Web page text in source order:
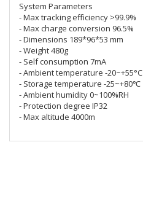
System Parameters
- Max tracking efficiency >99.9%
- Max charge conversion 96.5%
- Dimensions 189*96*53 mm
- Weight 480g
- Self consumption 7mA
- Ambient temperature -20~+55°C
- Storage temperature -25~+80℃
- Ambient humidity 0~100%RH
- Protection degree IP32
- Max altitude 4000m